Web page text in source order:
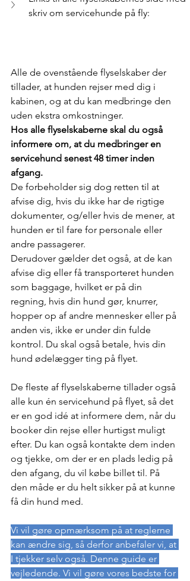
skriv om servicehunde på fly:
Alle de ovenstående flyselskaber der
tillader, at hunden rejser med dig i
kabinen, og at du kan medbringe den
uden ekstra omkostninger.
Hos alle flyselskaberne skal du også
informere om, at du medbringer en
servicehund senest 48 timer inden
afgang.
De forbeholder sig dog retten til at
afvise dig, hvis du ikke har de rigtige
dokumenter, og/eller hvis de mener, at
hunden er til fare for personale eller
andre passagerer.
Derudover gælder det også, at de kan
afvise dig eller få transporteret hunden
som baggage, hvilket er på din
regning, hvis din hund gør, knurrer,
hopper op af andre mennesker eller på
anden vis, ikke er under din fulde
kontrol. Du skal også betale, hvis din
hund ødelægger ting på flyet.
De fleste af flyselskaberne tillader også
alle kun én servicehund på flyet, så det
er en god idé at informere dem, når du
booker din rejse eller hurtigst muligt
efter. Du kan også kontakte dem inden
og tjekke, om der er en plads ledig på
den afgang, du vil købe billet til. På
den måde er du helt sikker på at kunne
få din hund med.
Vi vil gøre opmærksom på at reglerne
kan ændre sig, så derfor anbefaler vi, at
I tjekker selv også. Denne guide er
vejledende. Vi vil gøre vores bedste for